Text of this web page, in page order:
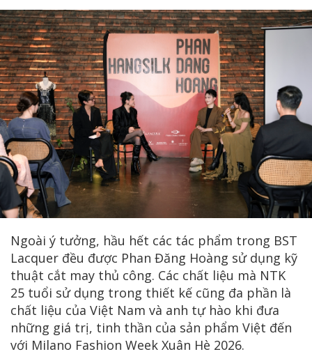
Ngoài ý tưởng, hầu hết các tác phẩm trong BST
Lacquer đều được Phan Đăng Hoàng sử dụng kỹ
thuật cắt may thủ công. Các chất liệu mà NTK
25 tuổi sử dụng trong thiết kế cũng đa phần là
chất liệu của Việt Nam và anh tự hào khi đưa
những giá trị, tinh thần của sản phẩm Việt đến
với Milano Fashion Week Xuân Hè 2026.